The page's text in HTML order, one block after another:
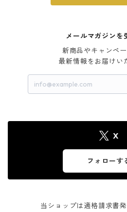
メールマガジンを
新商品やキャンペ
最新情報をお届けい
X
フォローす
当ショップは適格請求書発